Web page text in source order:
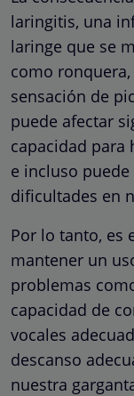
laringitis, una
laringe que se
como
sensación de
puede afectar
capacidad para
e incluso
dificultades en
Por lo tanto, es
mantener un
problemas
capacidad de
vocales
descanso
nuestra